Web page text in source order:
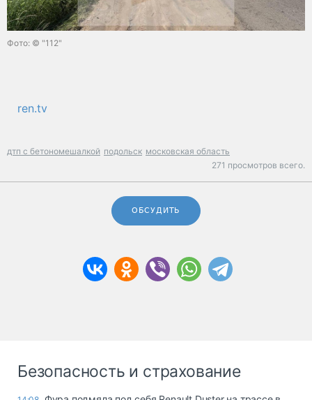
Фото: © "112"
ren.tv
дтп с бетономешалкой подольск московская область
271 просмотров всего.
ОБСУДИТЬ
Безопасность и страхование